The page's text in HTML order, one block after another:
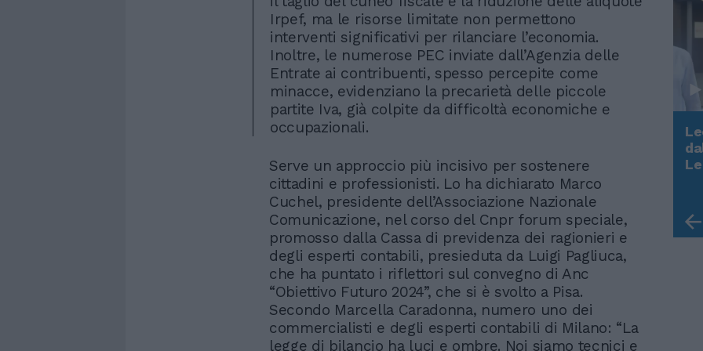
Irpef, ma le risorse limitate non permettono
interventi significativi per rilanciare l’economia.
Inoltre, le numerose PEC inviate dall’Agenzia delle
Entrate ai contribuenti, spesso percepite come
minacce, evidenziano la precarietà delle piccole
partite Iva, già colpite da difficoltà economiche e
occupazionali.
Serve un approccio più incisivo per sostenere
cittadini e professionisti. Lo ha dichiarato Marco
Cuchel, presidente dell’Associazione Nazionale
Comunicazione, nel corso del Cnpr forum speciale,
promosso dalla Cassa di previdenza dei ragionieri e
degli esperti contabili, presieduta da Luigi Pagliuca,
che ha puntato i riflettori sul convegno di Anc
“Obiettivo Futuro 2024”, che si è svolto a Pisa.
Secondo Marcella Caradonna, numero uno dei
commercialisti e degli esperti contabili di Milano: “La
legge di bilancio ha luci e ombre. Noi siamo tecnici e
Rudy Giuliani a Come States?
Trump, Meloni e la strategia
americana